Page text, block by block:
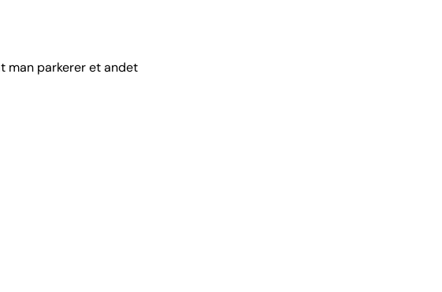
man parkerer et andet